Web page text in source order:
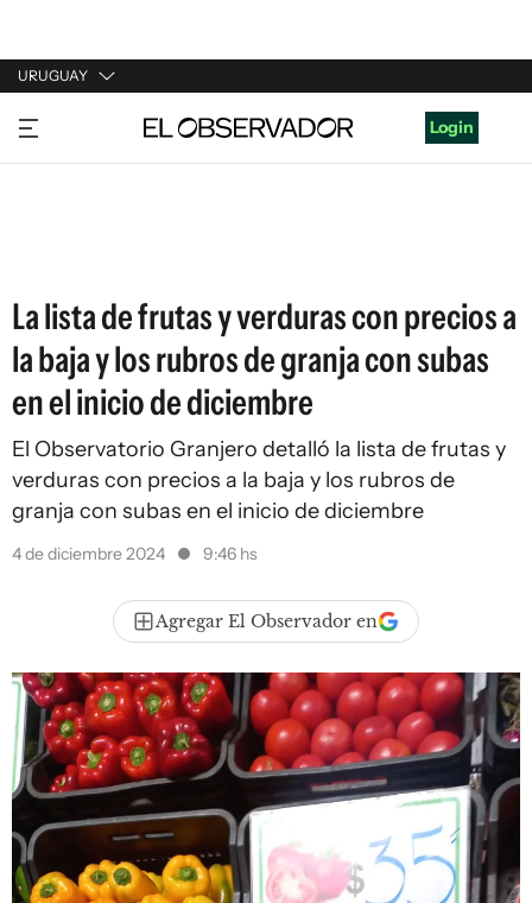
URUGUAY
URUGUAY
ARGENTINA
Login
La lista de frutas y verduras con precios a
la baja y los rubros de granja con subas
en el inicio de diciembre
El Observatorio Granjero detalló la lista de frutas y
verduras con precios a la baja y los rubros de
granja con subas en el inicio de diciembre
4 de diciembre 2024 9:46 hs
Agregar El Observador en